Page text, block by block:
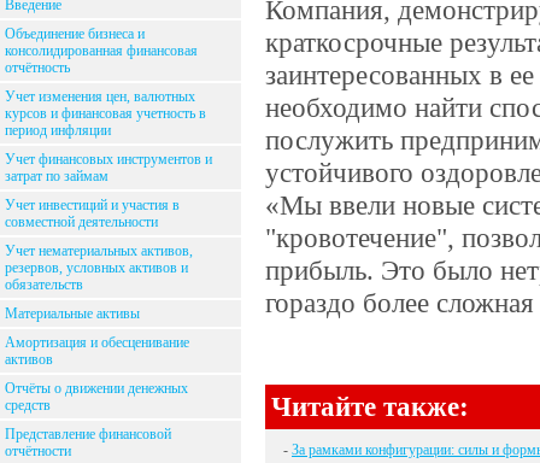
Введение
Объединение бизнеса и
консолидированная финансовая
отчётность
Учет изменения цен, валютных
курсов и финансовая учетность в
период инфляции
Учет финансовых инструментов и
затрат по займам
Учет инвестиций и участия в
совместной деятельности
Учет нематериальных активов,
резервов, условных активов и
обязательств
Материальные активы
Амортизация и обесценивание
активов
Отчёты о движении денежных
средств
Представление финансовой
отчётности
Компания,
краткосрочные
заинтересованных в
необходимо найти
послужить
устойчивого
«Мы ввели новые
"кровотечение",
прибыль. Это было
гораздо более сложная
Читайте также:
- За рамками конфигурации: силы и